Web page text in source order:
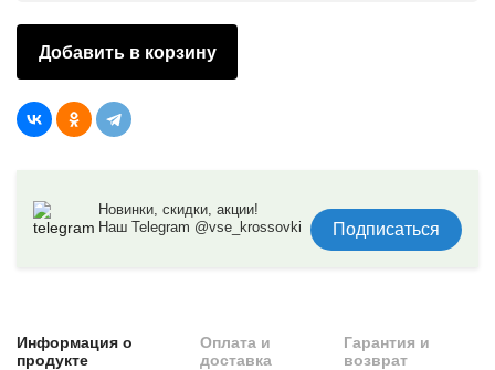
Добавить в корзину
Новинки, скидки, акции!
Наш Telegram @vse_krossovki
Подписаться
Информация о
продукте
Оплата и
доставка
Гарантия и
возврат